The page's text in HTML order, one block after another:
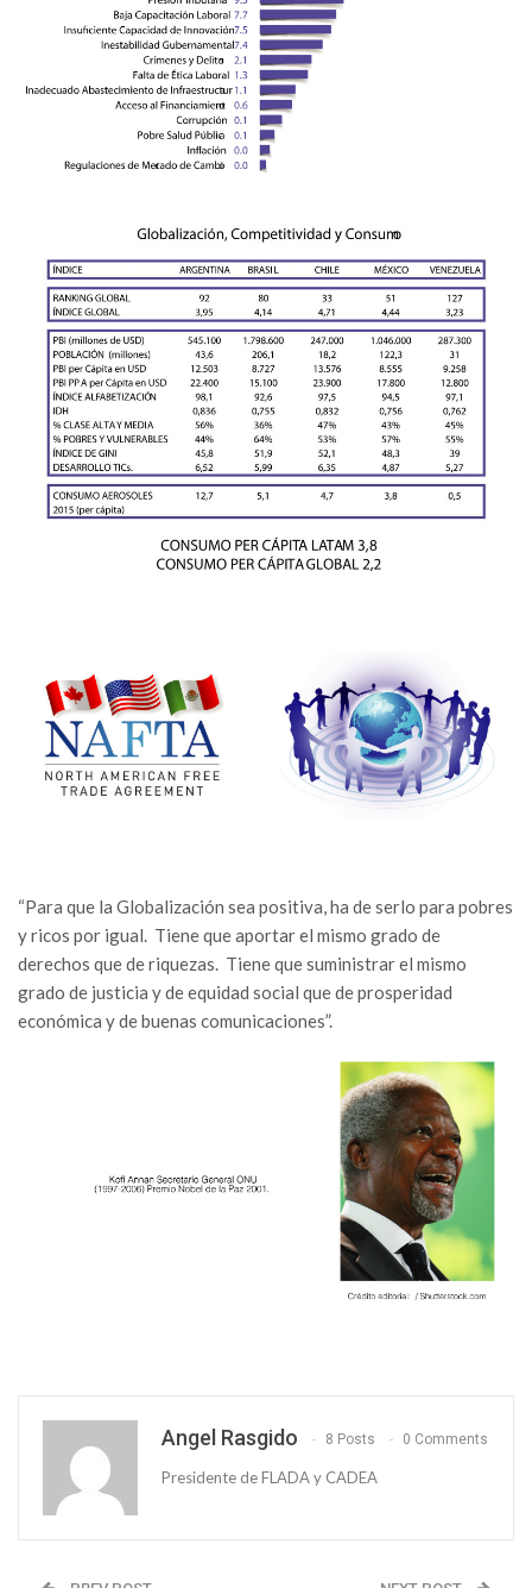
“Para que la Globalización sea positiva, ha de serlo para pobres
y ricos por igual. Tiene que aportar el mismo grado de
derechos que de riquezas. Tiene que suministrar el mismo
grado de justicia y de equidad social que de prosperidad
económica y de buenas comunicaciones”.
Angel Rasgido 8 Posts 0 Comments
Presidente de FLADA y CADEA